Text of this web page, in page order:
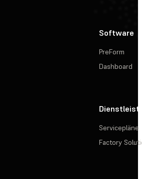
Software
PreForm
Dashboard
Servicepläne
Factory